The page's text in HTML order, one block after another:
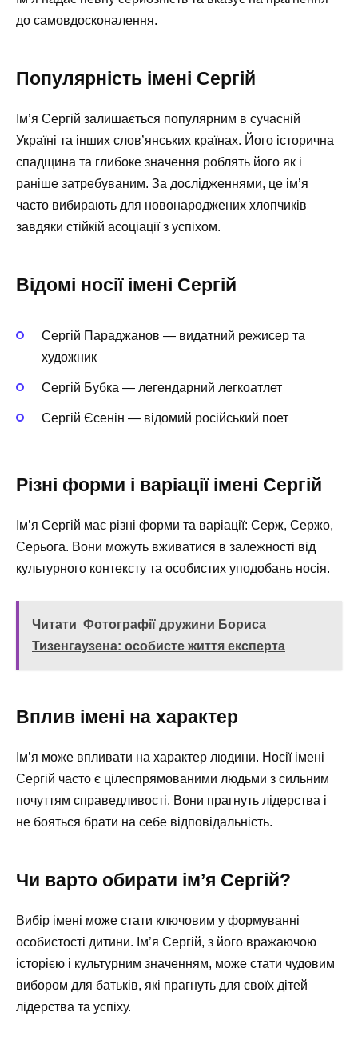
до самовдосконалення.
Популярність імені Сергій
Ім’я Сергій залишається популярним в сучасній
Україні та інших слов’янських країнах. Його історична
спадщина та глибоке значення роблять його як і
раніше затребуваним. За дослідженнями, це ім’я
часто вибирають для новонароджених хлопчиків
завдяки стійкій асоціації з успіхом.
Відомі носії імені Сергій
Сергій Параджанов — видатний режисер та
художник
Сергій Бубка — легендарний легкоатлет
Сергій Єсенін — відомий російський поет
Різні форми і варіації імені Сергій
Ім’я Сергій має різні форми та варіації: Серж, Сержо,
Серьога. Вони можуть вживатися в залежності від
культурного контексту та особистих уподобань носія.
Читати Фотографії дружини Бориса
Тизенгаузена: особисте життя експерта
Вплив імені на характер
Ім’я може впливати на характер людини. Носії імені
Сергій часто є цілеспрямованими людьми з сильним
почуттям справедливості. Вони прагнуть лідерства і
не бояться брати на себе відповідальність.
Чи варто обирати ім’я Сергій?
Вибір імені може стати ключовим у формуванні
особистості дитини. Ім’я Сергій, з його вражаючою
історією і культурним значенням, може стати чудовим
вибором для батьків, які прагнуть для своїх дітей
лідерства та успіху.